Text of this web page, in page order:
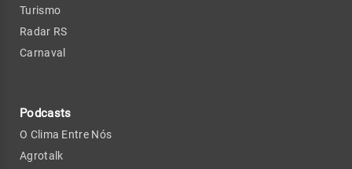
Turismo
Radar RS
Carnaval
Podcasts
O Clima Entre Nós
Agrotalk